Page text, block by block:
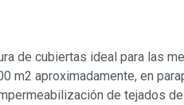
de cubiertas ideal para las
m2 aproximadamente, en
de tejados